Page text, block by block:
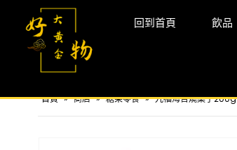
回到首頁 飲品
首頁 » 商店 » 糖果零食 » 九福海苔燒菓子200g